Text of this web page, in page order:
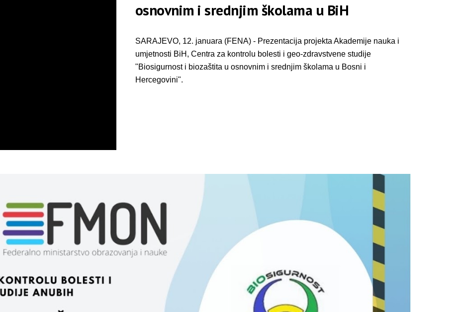
osnovnim i srednjim školama u BiH
SARAJEVO, 12. januara (FENA) - Prezentacija projekta Akademije nauka i
umjetnosti BiH, Centra za kontrolu bolesti i geo-zdravstvene studije
"Biosigurnost i biozaštita u osnovnim i srednjim školama u Bosni i
Hercegovini".